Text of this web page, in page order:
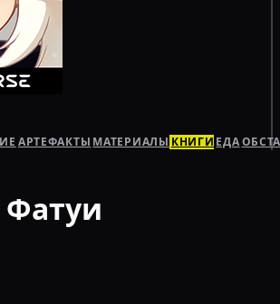
АРТЕФАКТЫ МАТЕРИАЛЫ КНИГИ ЕДА